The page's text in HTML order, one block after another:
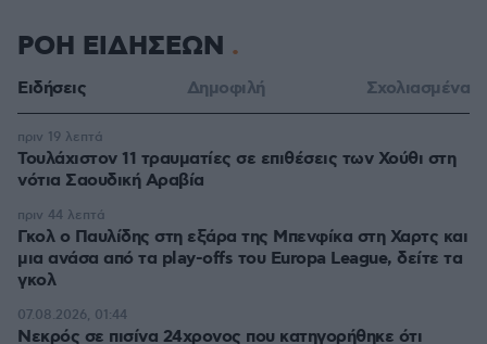
ΡΟΗ ΕΙΔΗΣΕΩΝ
Ειδήσεις Δημοφιλή Σχολιασμένα
Τουλάχιστον 11 τραυματίες σε επιθέσεις των Χούθι στη
νότια Σαουδική Αραβία
πριν 19 λεπτά
Γκολ ο Παυλίδης στη εξάρα της Μπενφίκα στη Χαρτς και
μια ανάσα από τα play-offs του Europa League, δείτε τα
γκολ
πριν 44 λεπτά
Νεκρός σε πισίνα 24χρονος που κατηγορήθηκε ότι
07.08.2026, 01:44